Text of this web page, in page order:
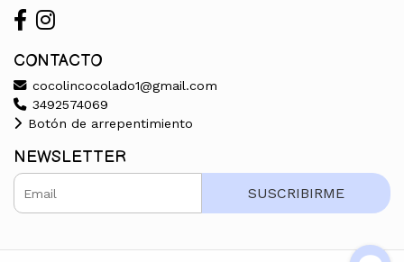
CONTACTO
cocolincocolado1@gmail.com
3492574069
Botón de arrepentimiento
NEWSLETTER
SUSCRIBIRME